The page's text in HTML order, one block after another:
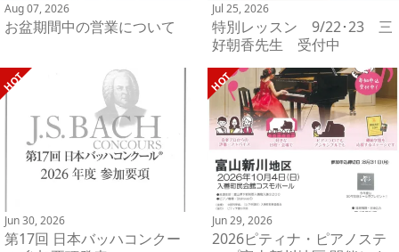
Aug 07, 2026
お盆期間中の営業について
Jul 25, 2026
特別レッスン 9/22･23 三
好朝香先生 受付中
Jun 30, 2026
第17回 日本バッハコンクー
Jun 29, 2026
2026ピティナ・ピアノステ